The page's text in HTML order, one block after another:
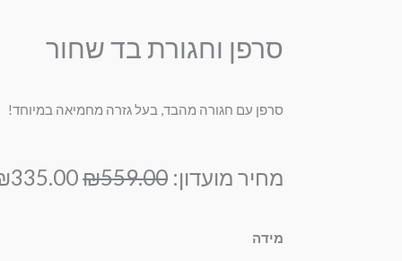
סרפן וחגורת בד שחור
סרפן עם חגורה מהבד, בעל גזרה מחמיאה במיוחד!
מחיר מועדון: ₪559.00
המחיר
335.00
מידה
כמות